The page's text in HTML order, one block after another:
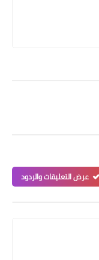
عرض التعليقات والردود